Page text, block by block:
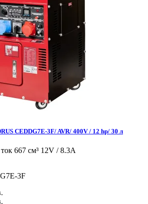
CEDDG7E-3F/ AVR/ 400V / 12 hp/ 30 л
667 см³ 12V / 8.3A
3F